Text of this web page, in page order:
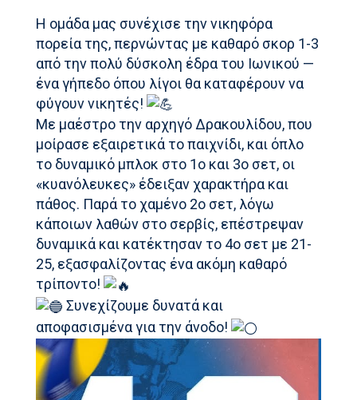
Η ομάδα μας συνέχισε την νικηφόρα
πορεία της, περνώντας με καθαρό σκορ 1-3
από την πολύ δύσκολη έδρα του Ιωνικού —
ένα γήπεδο όπου λίγοι θα καταφέρουν να
φύγουν νικητές!
Με μαέστρο την αρχηγό Δρακουλίδου, που
μοίρασε εξαιρετικά το παιχνίδι, και όπλο
το δυναμικό μπλοκ στο 1ο και 3ο σετ, οι
«κυανόλευκες» έδειξαν χαρακτήρα και
πάθος. Παρά το χαμένο 2ο σετ, λόγω
κάποιων λαθών στο σερβίς, επέστρεψαν
δυναμικά και κατέκτησαν το 4ο σετ με 21-
25, εξασφαλίζοντας ένα ακόμη καθαρό
τρίποντο!
Συνεχίζουμε δυνατά και
αποφασισμένα για την άνοδο!